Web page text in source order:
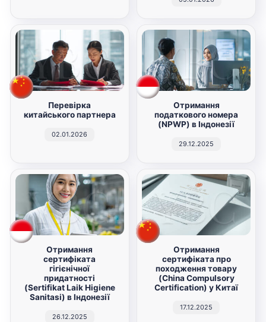
Перевірка
китайського партнера
02.01.2026
Отримання
податкового номера
(NPWP) в Індонезії
29.12.2025
Отримання
сертифіката
гігієнічної
придатності
(Sertifikat Laik Higiene
Sanitasi) в Індонезії
26.12.2025
Отримання
сертифіката про
походження товару
(China Compulsory
Certification) у Китаї
17.12.2025